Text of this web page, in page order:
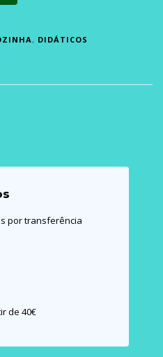
, DIDÁTICOS
por transferência
de 40€